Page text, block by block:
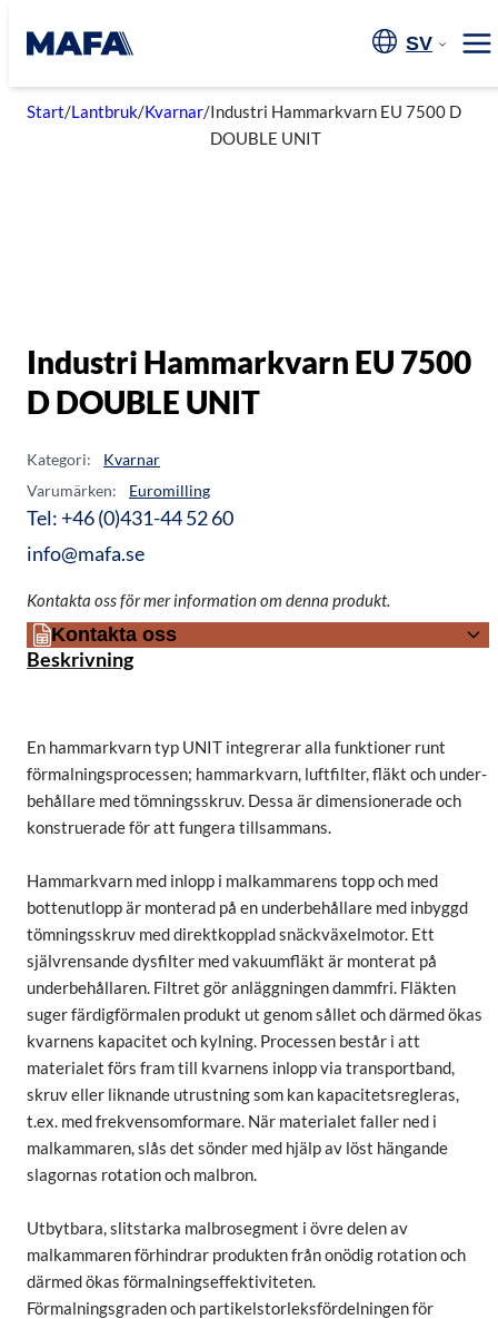
till
innehåll
SV
Start/Lantbruk/Kvarnar/Industri Hammarkvarn EU 7500 D
DOUBLE UNIT
Industri Hammarkvarn EU 7500
D DOUBLE UNIT
Kategori:
Kvarnar
Varumärken:
Euromilling
Tel: +46 (0)431-44 52 60
info@mafa.se
Kontakta oss för mer information om denna produkt.
Kontakta oss
Beskrivning
En hammarkvarn typ UNIT integrerar alla funktioner runt
förmalningsprocessen; hammarkvarn, luftfilter, fläkt och under-
behållare med tömningsskruv. Dessa är dimensionerade och
konstruerade för att fungera tillsammans.
Hammarkvarn med inlopp i malkammarens topp och med
bottenutlopp är monterad på en underbehållare med inbyggd
tömningsskruv med direktkopplad snäckväxelmotor. Ett
självrensande dysfilter med vakuumfläkt är monterat på
underbehållaren. Filtret gör anläggningen dammfri. Fläkten
suger färdigförmalen produkt ut genom sållet och därmed ökas
kvarnens kapacitet och kylning. Processen består i att
materialet förs fram till kvarnens inlopp via transportband,
skruv eller liknande utrustning som kan kapacitetsregleras,
t.ex. med frekvensomformare. När materialet faller ned i
malkammaren, slås det sönder med hjälp av löst hängande
slagornas rotation och malbron.
Utbytbara, slitstarka malbrosegment i övre delen av
malkammaren förhindrar produkten från onödig rotation och
därmed ökas förmalningseffektiviteten.
Förmalningsgraden och partikelstorleksfördelningen för